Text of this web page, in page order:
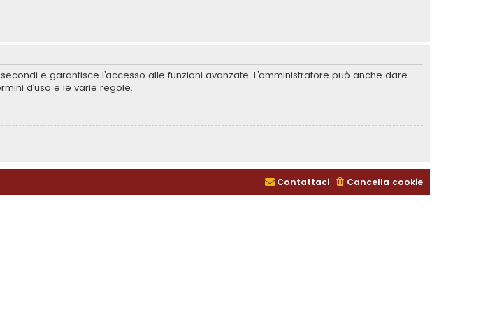
e garantisce l’accesso alle funzioni avanzate. L’amministratore può anche dare
d’uso e le varie regole.
Cancella cookie
Contattaci